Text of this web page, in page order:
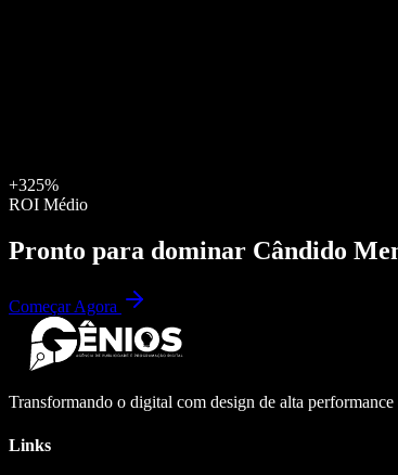
+325%
ROI Médio
Pronto para dominar Cândido
Começar Agora
Transformando o digital com design de alta
Links